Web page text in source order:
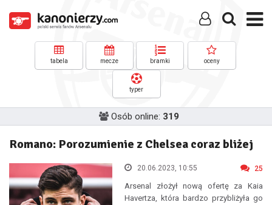
tabela mecze bramki oceny
typer
Osób online: 319
Romano: Porozumienie z Chelsea coraz bliżej
20.06.2023, 10:55 25
Arsenal złożył nową ofertę za Kaia
Havertza, która bardzo przybliżyła go